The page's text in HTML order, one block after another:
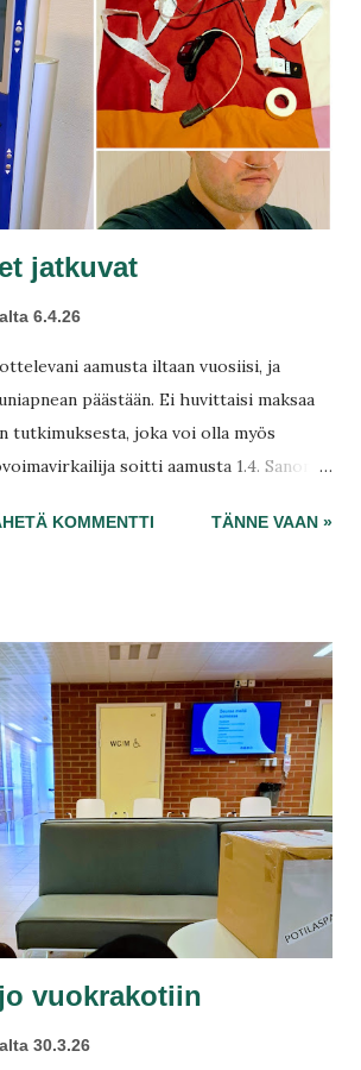
jatkuvat
6.4.26
aamusta iltaan vuosiisi, ja
päästään. Ei huvittaisi maksaa
tutkimuksesta, joka voi olla myös
soitti aamusta 1.4. Sanon
siirtynyt eteenpäin heinäkuun alkuun.
KOMMENTTI TÄNNE VAAN »
vuokrakotiin
30.3.26